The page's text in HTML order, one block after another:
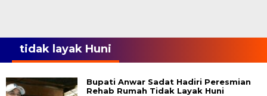
tidak layak Huni
Bupati Anwar Sadat Hadiri Peresmian
Rehab Rumah Tidak Layak Huni